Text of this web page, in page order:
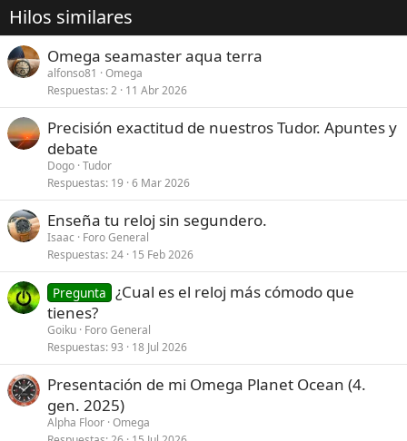
Hilos similares
Omega seamaster aqua terra
alfonso81
Omega
Respuestas 2 11 Abr 2026
Precisión exactitud de nuestros Tudor. Apuntes y
debate
Dogo Tudor
Respuestas 19 6 Mar 2026
Enseña tu reloj sin segundero.
Isaac
Foro General
Respuestas 24 15 Feb 2026
Pregunta ¿Cual es el reloj más cómodo que
tienes?
Goiku Foro General
Respuestas 93 18 Jul 2026
Presentación de mi Omega Planet Ocean (4.
gen. 2025)
Alpha Floor Omega